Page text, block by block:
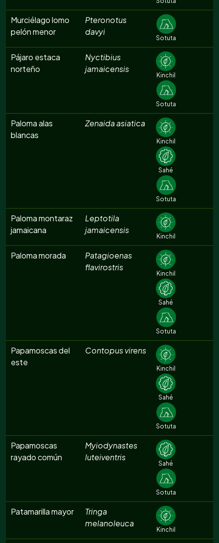
Murciélago lomo
pelón menor
Pteronotus
davyi
Sotuta
Pájaro estaca
norteño
Nyctibius
jamaicensis
Kinchil
Sotuta
Paloma alas
blancas
Zenaida asiatica
Kinchil
Sahé
Sotuta
Paloma montaraz
jamaicana
Leptotila
jamaicensis
Kinchil
Paloma morada
Patagioenas
flavirostris
Kinchil
Sahé
Sotuta
Papamoscas del
este
Contopus virens
Kinchil
Sahé
Sotuta
Papamoscas
rayado común
Myiodynastes
luteiventris
Sahé
Sotuta
Patamarilla mayor
Tringa
melanoleuca
Kinchil